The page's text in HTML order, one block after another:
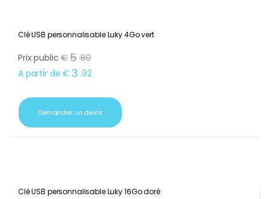
Clé USB personnalisable Luky 4Go vert
Prix public €5.80
A partir de € 3 .92
Demander un devis
Clé USB personnalisable Luky 16Go doré